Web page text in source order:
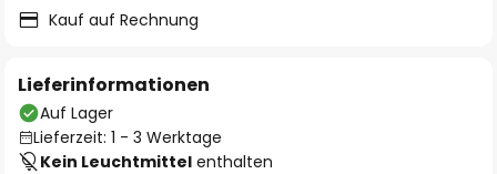
Kauf auf Rechnung
Lieferinformationen
Auf Lager
Lieferzeit: 1 - 3 Werktage
Kein Leuchtmittel enthalten